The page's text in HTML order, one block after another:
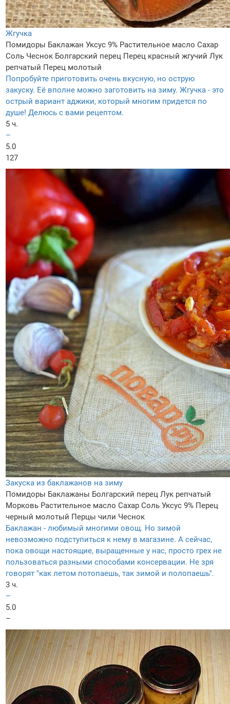
Жгучка
Помидоры Баклажан Уксус 9% Растительное масло Сахар
Соль Чеснок Болгарский перец Перец красный жгучий Лук
репчатый Перец молотый
Попробуйте приготовить очень вкусную, но острую
закуску. Её вполне можно заготовить на зиму. Жгучка - это
острый вариант аджики, который многим придется по
душе! Делюсь с вами рецептом.
5 ч.
–
5.0
127
Закуска из баклажанов на зиму
Помидоры Баклажаны Болгарский перец Лук репчатый
Морковь Растительное масло Сахар Соль Уксус 9% Перец
черный молотый Перцы чили Чеснок
Баклажан - любимый многими овощ. Но зимой
невозможно подступиться к нему в магазине. А сейчас,
пока овощи настоящие, выращенные у нас, просто грех не
пользоваться разными способами консервации. Не зря
говорят "как летом потопаешь, так зимой и полопаешь".
3 ч.
–
5.0
–